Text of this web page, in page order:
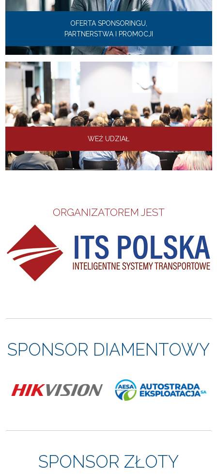
OFERTA SPONSORINGU,
PARTNERSTWA I PROMOCJI
WEŹ UDZIAŁ
ORGANIZATOREM JEST
SPONSOR DIAMENTOWY
SPONSOR ZŁOTY